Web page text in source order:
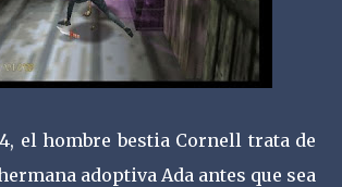
el hombre bestia Cornell trata de
adoptiva Ada antes que sea